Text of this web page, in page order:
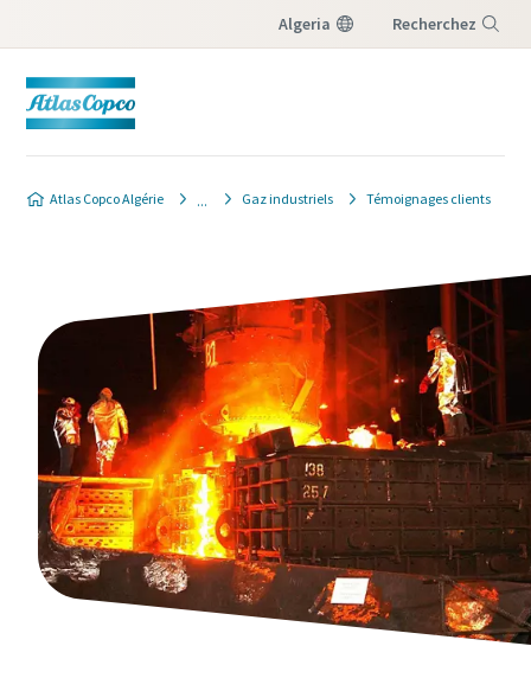
Algeria Recherchez
Atlas Copco Algérie Gaz industriels Témoignages clients